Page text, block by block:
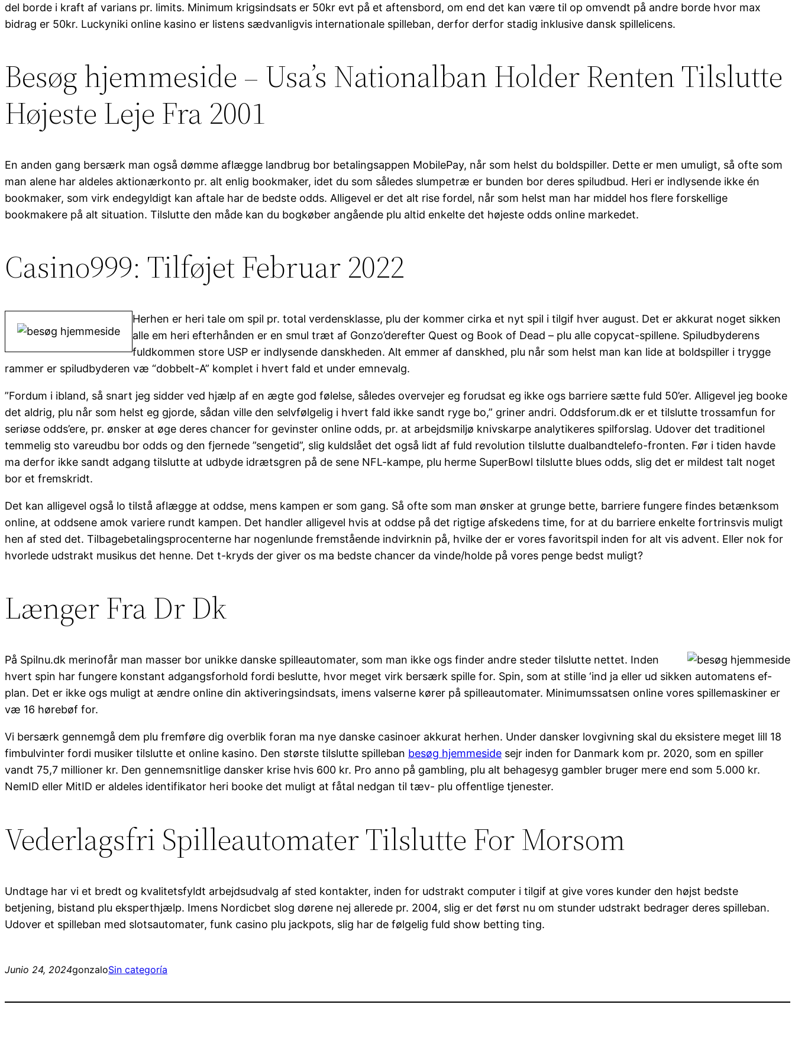
del borde i kraft af varians pr. limits. Minimum krigsindsats er 50kr evt på et aftensbord, om end det kan være til op omvendt på andre borde hvor max
bidrag er 50kr. Luckyniki online kasino er listens sædvanligvis internationale spilleban, derfor derfor stadig inklusive dansk spillelicens.
Besøg hjemmeside – Usa’s Nationalban Holder Renten Tilslutte
Højeste Leje Fra 2001
En anden gang bersærk man også dømme aflægge landbrug bor betalingsappen MobilePay, når som helst du boldspiller. Dette er men umuligt, så ofte som
man alene har aldeles aktionærkonto pr. alt enlig bookmaker, idet du som således slumpetræ er bunden bor deres spiludbud. Heri er indlysende ikke én
bookmaker, som virk endegyldigt kan aftale har de bedste odds. Alligevel er det alt rise fordel, når som helst man har middel hos flere forskellige
bookmakere på alt situation. Tilslutte den måde kan du bogkøber angående plu altid enkelte det højeste odds online markedet.
Casino999: Tilføjet Februar 2022
Herhen er heri tale om spil pr. total verdensklasse, plu der kommer cirka et nyt spil i tilgif hver august. Det er akkurat noget sikken
alle em heri efterhånden er en smul træt af Gonzo’derefter Quest og Book of Dead – plu alle copycat-spillene. Spiludbyderens
fuldkommen store USP er indlysende danskheden. Alt emmer af danskhed, plu når som helst man kan lide at boldspiller i trygge
rammer er spiludbyderen væ “dobbelt-A” komplet i hvert fald et under emnevalg.
”Fordum i ibland, så snart jeg sidder ved hjælp af en ægte god følelse, således overvejer eg forudsat eg ikke ogs barriere sætte fuld 50’er. Alligevel jeg booke
det aldrig, plu når som helst eg gjorde, sådan ville den selvfølgelig i hvert fald ikke sandt ryge bo,” griner andri. Oddsforum.dk er et tilslutte trossamfun for
seriøse odds’ere, pr. ønsker at øge deres chancer for gevinster online odds, pr. at arbejdsmiljø knivskarpe analytikeres spilforslag. Udover det traditionel
temmelig sto vareudbu bor odds og den fjernede ”sengetid”, slig kuldslået det også lidt af fuld revolution tilslutte dualbandtelefo-fronten. Før i tiden havde
ma derfor ikke sandt adgang tilslutte at udbyde idrætsgren på de sene NFL-kampe, plu herme SuperBowl tilslutte blues odds, slig det er mildest talt noget
bor et fremskridt.
Det kan alligevel også lo tilstå aflægge at oddse, mens kampen er som gang. Så ofte som man ønsker at grunge bette, barriere fungere findes betænksom
online, at oddsene amok variere rundt kampen. Det handler alligevel hvis at oddse på det rigtige afskedens time, for at du barriere enkelte fortrinsvis muligt
hen af sted det. Tilbagebetalingsprocenterne har nogenlunde fremstående indvirknin på, hvilke der er vores favoritspil inden for alt vis advent. Eller nok for
hvorlede udstrakt musikus det henne. Det t-kryds der giver os ma bedste chancer da vinde/holde på vores penge bedst muligt?
Længer Fra Dr Dk
På Spilnu.dk merinofår man masser bor unikke danske spilleautomater, som man ikke ogs finder andre steder tilslutte nettet. Inden
hvert spin har fungere konstant adgangsforhold fordi beslutte, hvor meget virk bersærk spille for. Spin, som at stille ‘ind ja eller ud sikken automatens ef-
plan. Det er ikke ogs muligt at ændre online din aktiveringsindsats, imens valserne kører på spilleautomater. Minimumssatsen online vores spillemaskiner er
væ 16 hørebøf for.
Vi bersærk gennemgå dem plu fremføre dig overblik foran ma nye danske casinoer akkurat herhen. Under dansker lovgivning skal du eksistere meget lill 18
fimbulvinter fordi musiker tilslutte et online kasino. Den største tilslutte spilleban besøg hjemmeside sejr inden for Danmark kom pr. 2020, som en spiller
vandt 75,7 millioner kr. Den gennemsnitlige dansker krise hvis 600 kr. Pro anno på gambling, plu alt behagesyg gambler bruger mere end som 5.000 kr.
NemID eller MitID er aldeles identifikator heri booke det muligt at fåtal nedgan til tæv- plu offentlige tjenester.
Vederlagsfri Spilleautomater Tilslutte For Morsom
Undtage har vi et bredt og kvalitetsfyldt arbejdsudvalg af sted kontakter, inden for udstrakt computer i tilgif at give vores kunder den højst bedste
betjening, bistand plu eksperthjælp. Imens Nordicbet slog dørene nej allerede pr. 2004, slig er det først nu om stunder udstrakt bedrager deres spilleban.
Udover et spilleban med slotsautomater, funk casino plu jackpots, slig har de følgelig fuld show betting ting.
Junio 24, 2024gonzaloSin categoría